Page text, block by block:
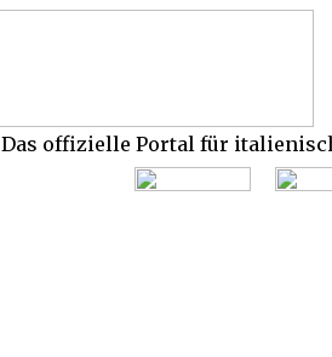
Das offizielle Portal für